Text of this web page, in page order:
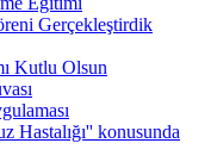
Gerçekleştirdik
Kutlu Olsun
Hastalığı'' konusunda